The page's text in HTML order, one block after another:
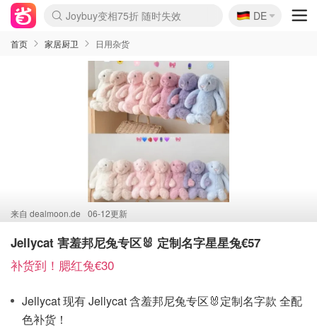
Boticinal 夏促开抢！
4折！lulu周四疯狂上新
还没结束！&OtherStories大促
Joybuy变相75折 随时失效
速领！Stanley独家85折
疑似霸哥！Camper额外叠85折
Zalando 奥莱闪促！每日更新
Moncler反季囤！5折起+叠9折
Coach Brooklyn仅€192
🇩🇪
DE
首页 家居厨卫 日用杂货
来自 dealmoon.de 06-12更新
Jellycat 害羞邦尼兔专区🐰 定制名字星星兔€57
补货到！腮红兔€30
Jellycat 现有 Jellycat 含羞邦尼兔专区🐰定制名字款 全配
色补货！